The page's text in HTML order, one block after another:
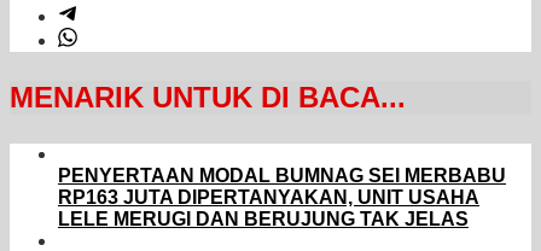
MENARIK UNTUK DI BACA...
PENYERTAAN MODAL BUMNAG SEI MERBABU
RP163 JUTA DIPERTANYAKAN, UNIT USAHA
LELE MERUGI DAN BERUJUNG TAK JELAS